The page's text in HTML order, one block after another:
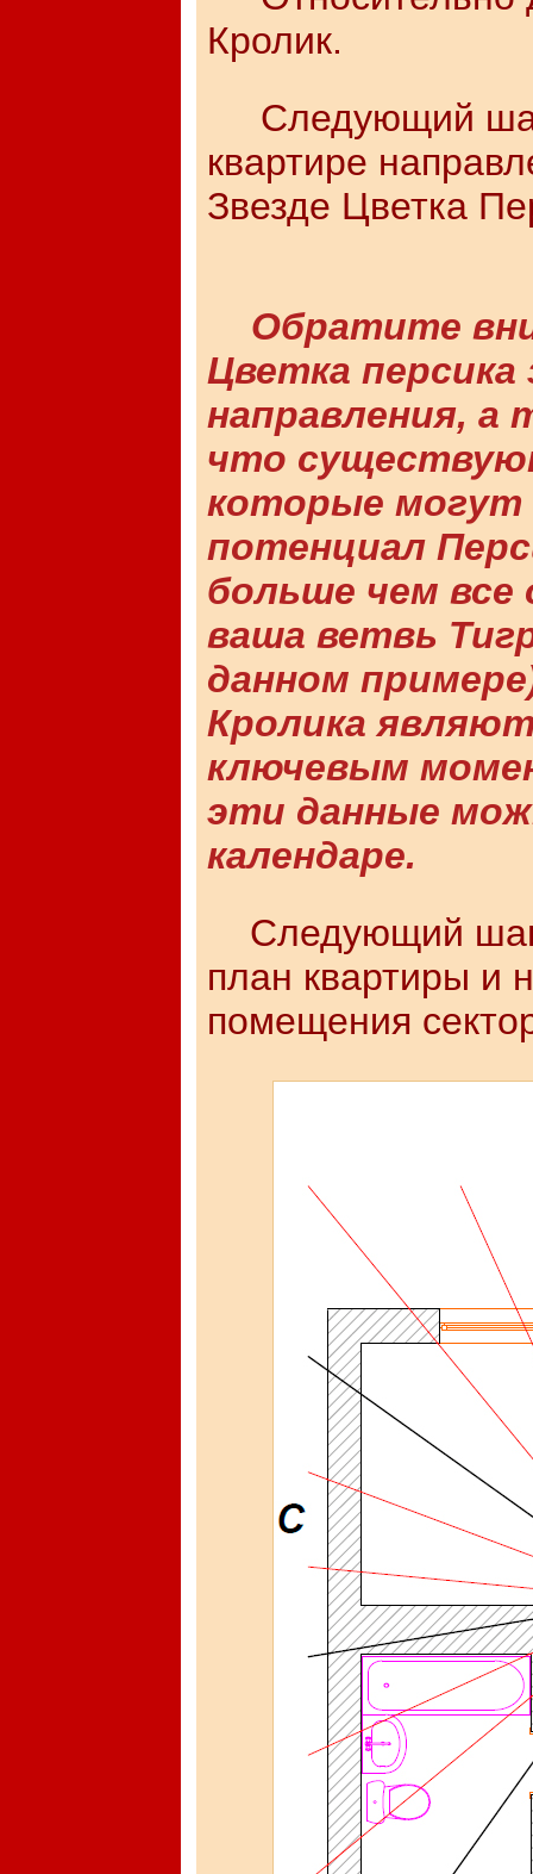
Кролик.
Следующий шаг
квартире
Звезде Цветка
Обратите
Цветка персика
направления, а
что
которые могут
потенциал
больше чем все
ваша ветвь
данном
Кролика
ключевым
эти данные
календаре.
Следующий шаг
план квартиры и
помещения